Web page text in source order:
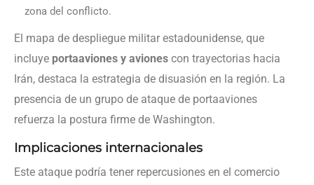
zona del conflicto.
El mapa de despliegue militar estadounidense, que
incluye portaaviones y aviones con trayectorias hacia
Irán, destaca la estrategia de disuasión en la región. La
presencia de un grupo de ataque de portaaviones
refuerza la postura firme de Washington.
Implicaciones internacionales
Este ataque podría tener repercusiones en el comercio